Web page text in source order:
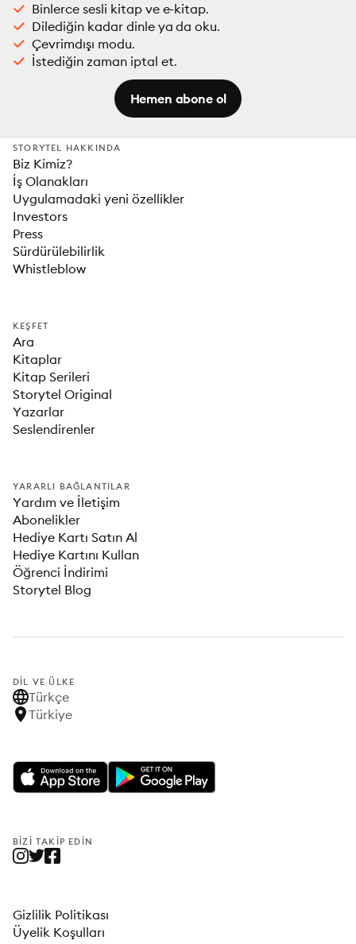
Binlerce sesli kitap ve e-kitap.
Dilediğin kadar dinle ya da oku.
Çevrimdışı modu.
İstediğin zaman iptal et.
Hemen abone ol
STORYTEL HAKKINDA
Biz Kimiz?
İş Olanakları
Uygulamadaki yeni özellikler
Investors
Press
Sürdürülebilirlik
Whistleblow
KEŞFET
Ara
Kitaplar
Kitap Serileri
Storytel Original
Yazarlar
Seslendirenler
YARARLI BAĞLANTILAR
Yardım ve İletişim
Abonelikler
Hediye Kartı Satın Al
Hediye Kartını Kullan
Öğrenci İndirimi
Storytel Blog
DIL VE ÜLKE
Türkçe
Türkiye
BIZI TAKIP EDIN
Gizlilik Politikası
Üyelik Koşulları